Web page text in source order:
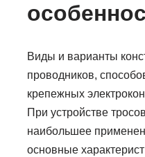
Виды и варианты
проводников,
крепежных
При устройстве
наибольшее
основные